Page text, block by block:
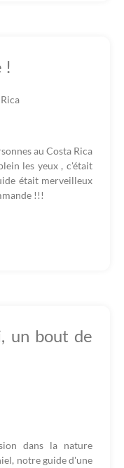
!
au Costa Rica
les yeux , c'était
était merveilleux
!!!
un bout de
dans la nature
notre guide d'une